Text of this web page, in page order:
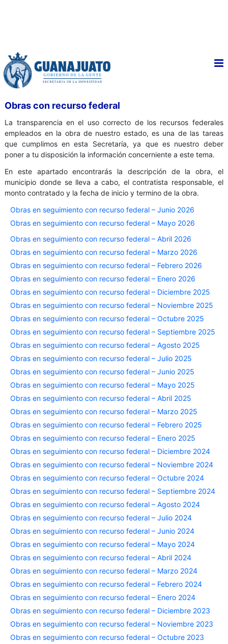
Obras con recurso federal
La transparencia en el uso correcto de los recursos federales
empleados en la obra de nuestro estado, es una de las tareas
que cumplimos en esta Secretaría, ya que es nuestro deber
poner a tu disposición la información concerniente a este tema.
En este apartado encontrarás la descripción de la obra, el
municipio donde se lleva a cabo, el contratista responsable, el
monto contratado y la fecha de inicio y termino de la obra.
Obras en seguimiento con recurso federal – Junio 2026
Obras en seguimiento con recurso federal – Mayo 2026
Obras en seguimiento con recurso federal – Abril 2026
Obras en seguimiento con recurso federal – Marzo 2026
Obras en seguimiento con recurso federal – Febrero 2026
Obras en seguimiento con recurso federal – Enero 2026
Obras en seguimiento con recurso federal – Diciembre 2025
Obras en seguimiento con recurso federal – Noviembre 2025
Obras en seguimiento con recurso federal – Octubre 2025
Obras en seguimiento con recurso federal – Septiembre 2025
Obras en seguimiento con recurso federal – Agosto 2025
Obras en seguimiento con recurso federal – Julio 2025
Obras en seguimiento con recurso federal – Junio 2025
Obras en seguimiento con recurso federal – Mayo 2025
Obras en seguimiento con recurso federal – Abril 2025
Obras en seguimiento con recurso federal – Marzo 2025
Obras en seguimiento con recurso federal – Febrero 2025
Obras en seguimiento con recurso federal – Enero 2025
Obras en seguimiento con recurso federal – Diciembre 2024
Obras en seguimiento con recurso federal – Noviembre 2024
Obras en seguimiento con recurso federal – Octubre 2024
Obras en seguimiento con recurso federal – Septiembre 2024
Obras en seguimiento con recurso federal – Agosto 2024
Obras en seguimiento con recurso federal – Julio 2024
Obras en seguimiento con recurso federal – Junio 2024
Obras en seguimiento con recurso federal – Mayo 2024
Obras en seguimiento con recurso federal – Abril 2024
Obras en seguimiento con recurso federal – Marzo 2024
Obras en seguimiento con recurso federal – Febrero 2024
Obras en seguimiento con recurso federal – Enero 2024
Obras en seguimiento con recurso federal – Diciembre 2023
Obras en seguimiento con recurso federal – Noviembre 2023
Obras en seguimiento con recurso federal – Octubre 2023